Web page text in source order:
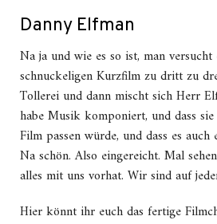
Danny Elfman
Na ja und wie es so ist, man
schnuckeligen Kurzfilm zu dritt zu
Tollerei und dann mischt sich Herr
habe Musik komponiert, und dass
Film passen würde, und dass es auch
Na schön. Also eingereicht. Mal
alles mit uns vorhat. Wir sind auf
Hier könnt ihr euch das fertige